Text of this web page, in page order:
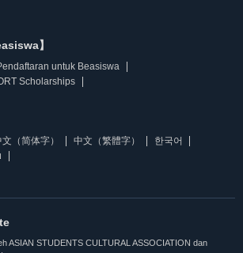
】
untuk Beasiswa
Scholarships
（简体字） 中文（繁體字）
한국어
ASIAN STUDENTS CULTURAL ASSOCIATION dan